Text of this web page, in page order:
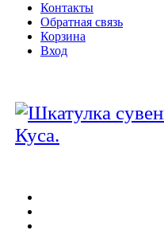
Контакты
Обратная связь
Корзина
Вход